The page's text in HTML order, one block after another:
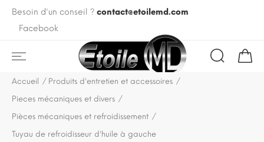
Besoin d'un conseil ? contact@etoilemd.com
Facebook
Accueil
Produits d'entretien et accessoires
Pieces mécaniques et divers
Pièces mécaniques et refroidissement
Tuyau de refroidisseur d'huile à gauche